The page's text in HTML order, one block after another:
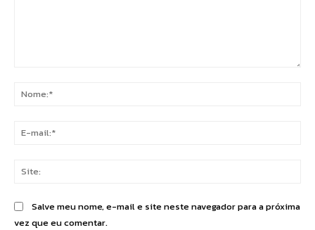
Salve meu nome, e-mail e site neste navegador para a próxima
vez que eu comentar.